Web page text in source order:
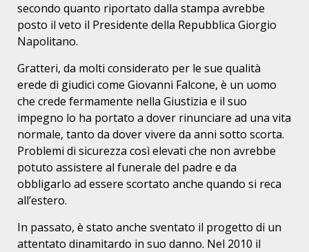
secondo quanto riportato dalla stampa avrebbe
posto il veto il Presidente della Repubblica Giorgio
Napolitano.
Gratteri, da molti considerato per le sue qualità
erede di giudici come Giovanni Falcone, è un uomo
che crede fermamente nella Giustizia e il suo
impegno lo ha portato a dover rinunciare ad una vita
normale, tanto da dover vivere da anni sotto scorta.
Problemi di sicurezza così elevati che non avrebbe
potuto assistere al funerale del padre e da
obbligarlo ad essere scortato anche quando si reca
all’estero.
In passato, è stato anche sventato il progetto di un
attentato dinamitardo in suo danno. Nel 2010 il